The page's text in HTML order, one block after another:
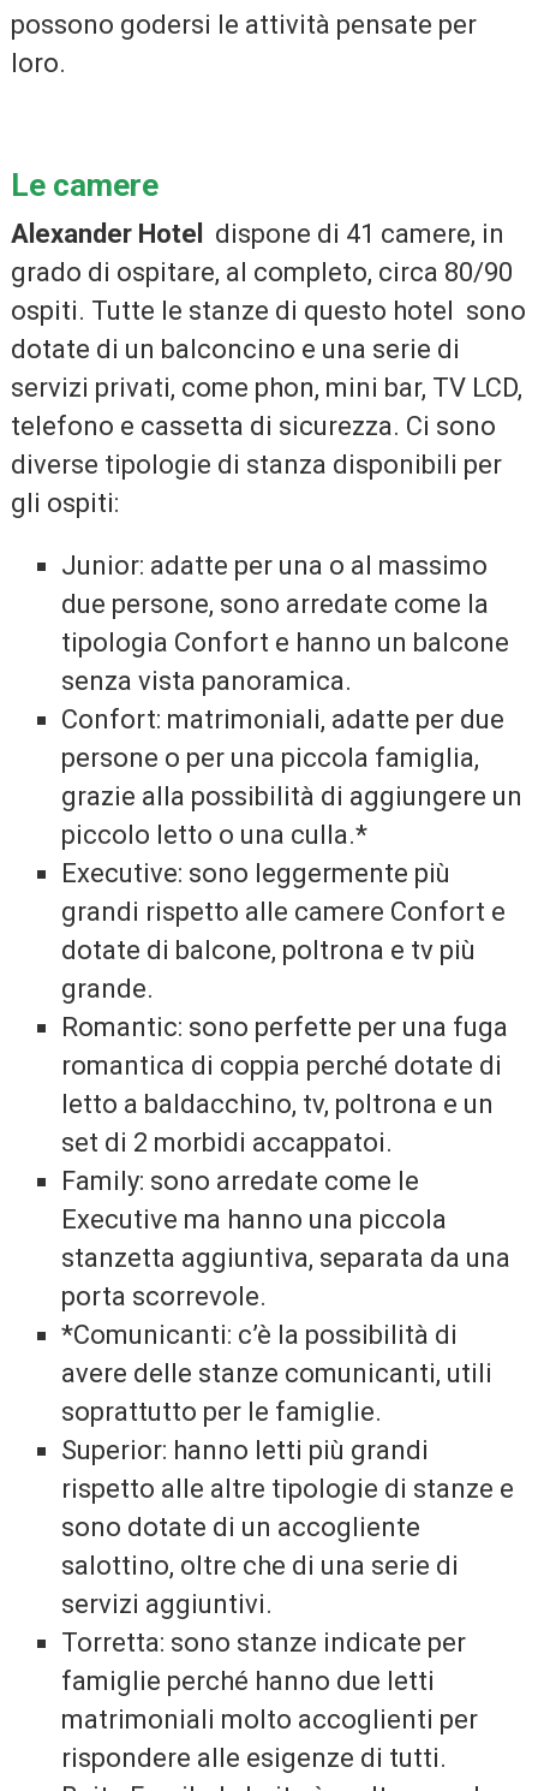
possono godersi le attività pensate per
loro.
Le camere
Alexander Hotel
dispone di 41 camere, in
grado di ospitare, al completo, circa 80/90
ospiti. Tutte le stanze di questo hotel sono
dotate di un balconcino e una serie di
servizi privati, come phon, mini bar, TV LCD,
telefono e cassetta di sicurezza. Ci sono
diverse tipologie di stanza disponibili per
gli ospiti:
Junior: adatte per una o al massimo
due persone, sono arredate come la
tipologia Confort e hanno un balcone
senza vista panoramica.
Confort: matrimoniali, adatte per due
persone o per una piccola famiglia,
grazie alla possibilità di aggiungere un
piccolo letto o una culla.*
Executive: sono leggermente più
grandi rispetto alle camere Confort e
dotate di balcone, poltrona e tv più
grande.
Romantic: sono perfette per una fuga
romantica di coppia perché dotate di
letto a baldacchino, tv, poltrona e un
set di 2 morbidi accappatoi.
Family: sono arredate come le
Executive ma hanno una piccola
stanzetta aggiuntiva, separata da una
porta scorrevole.
*Comunicanti: c’è la possibilità di
avere delle stanze comunicanti, utili
soprattutto per le famiglie.
Superior: hanno letti più grandi
rispetto alle altre tipologie di stanze e
sono dotate di un accogliente
salottino, oltre che di una serie di
servizi aggiuntivi.
Torretta: sono stanze indicate per
famiglie perché hanno due letti
matrimoniali molto accoglienti per
rispondere alle esigenze di tutti.